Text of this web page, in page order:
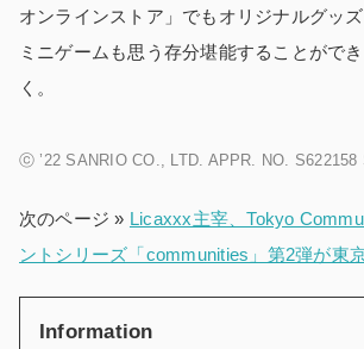
オンラインストア」でもオリジナルグッズ
ミニゲームも思う存分堪能することがで
く。
ⓒ ’22 SANRIO CO., LTD. APPR. NO. S622158
次のページ » Licaxxx主宰、Tokyo
ントシリーズ「communities」第2弾が東
Information